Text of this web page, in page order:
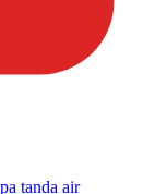
tanda air